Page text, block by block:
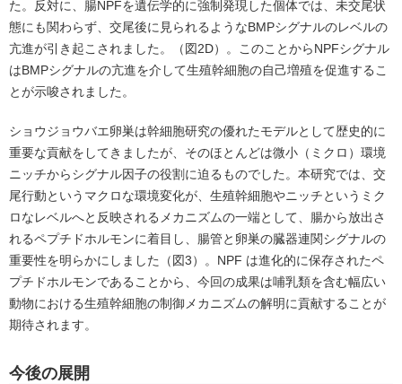
た。反対に、腸NPFを遺伝学的に強制発現した個体では、未交尾状
態にも関わらず、交尾後に見られるようなBMPシグナルのレベルの
亢進が引き起こされました。（図2D）。このことからNPFシグナル
はBMPシグナルの亢進を介して生殖幹細胞の自己増殖を促進するこ
とが示唆されました。
ショウジョウバエ卵巣は幹細胞研究の優れたモデルとして歴史的に
重要な貢献をしてきましたが、そのほとんどは微小（ミクロ）環境
ニッチからシグナル因子の役割に迫るものでした。本研究では、交
尾行動というマクロな環境変化が、生殖幹細胞やニッチというミク
ロなレベルへと反映されるメカニズムの一端として、腸から放出さ
れるペプチドホルモンに着目し、腸管と卵巣の臓器連関シグナルの
重要性を明らかにしました（図3）。NPF は進化的に保存されたペ
プチドホルモンであることから、今回の成果は哺乳類を含む幅広い
動物における生殖幹細胞の制御メカニズムの解明に貢献することが
期待されます。
今後の展開